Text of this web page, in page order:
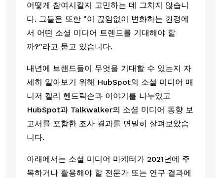
어떻게 참여시킬지 고민하는 데 그치지 않습니
다. 그들은 또한 "이 끊임없이 변화하는 환경에
서 어떤 소셜 미디어 트렌드를 기대해야 할
까?"라고 묻고 있습니다.
내년에 브랜드들이 무엇을 기대할 수 있는지 자
세히 알아보기 위해 HubSpot의 소셜 미디어 매
니저 켈리 헨드릭슨과 이야기를 나누었고
HubSpot과 Talkwalker의 소셜 미디어 동향 보
고서를 포함한 조사 결과를 면밀히 살펴보았습
니다.
아래에서는 소셜 미디어 마케터가 2021년에 주
목하거나 활용해야 할 전문가 또는 연구 결과에